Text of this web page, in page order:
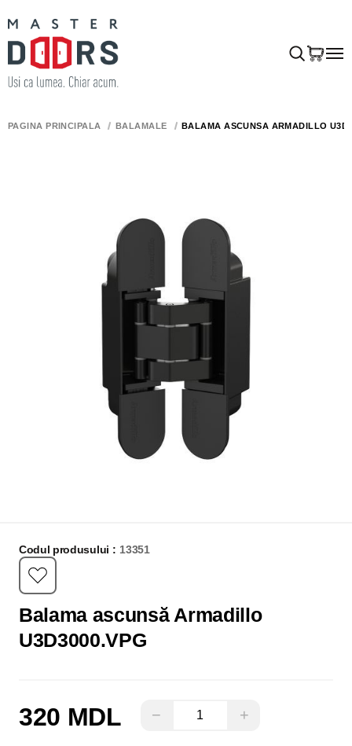
PAGINA PRINCIPALĂ BALAMALE BALAMA ASCUNSĂ ARMADILLO
Codul produsului : 13351
Balama ascunsă Armadillo
U3D3000.VPG
320 MDL − +